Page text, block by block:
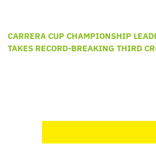
CARRERA CUP CHAMPIONSHIP
TAKES RECORD-BREAKING THIRD